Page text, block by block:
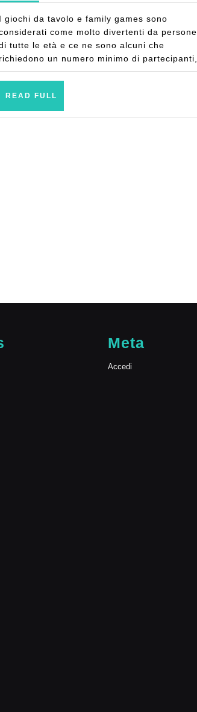
e
family
games:
sono
I giochi da tavolo e family games sono
come molto divertenti da persone
tutte le età e ce ne sono alcuni che
richiedono un numero minimo di partecipanti,
READ FULL
Meta
Accedi